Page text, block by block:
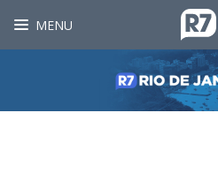
MENU